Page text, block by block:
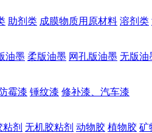
助剂类 成膜物质用原材料 溶剂类
油墨 柔版油墨 网孔版油墨 无版油
防霉漆 锤纹漆 修补漆、汽车漆
剂 无机胶粘剂 动物胶 植物胶 矿